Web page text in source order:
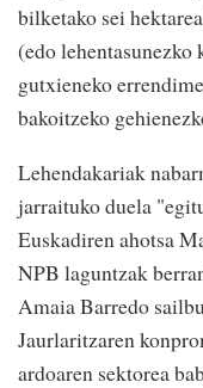
bilketako sei
(edo lehentasunezko
gutxieneko
bakoitzeko
Lehendakariak
jarraituko duela
Euskadiren ahotsa
NPB laguntzak
Amaia Barredo
Jaurlaritzaren
ardoaren sektorea